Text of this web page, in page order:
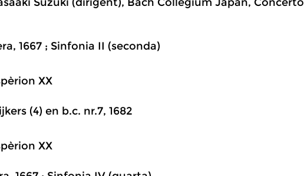
1667 ; Sinfonia II (seconda)
XX
(4) en b.c. nr.7, 1682
XX